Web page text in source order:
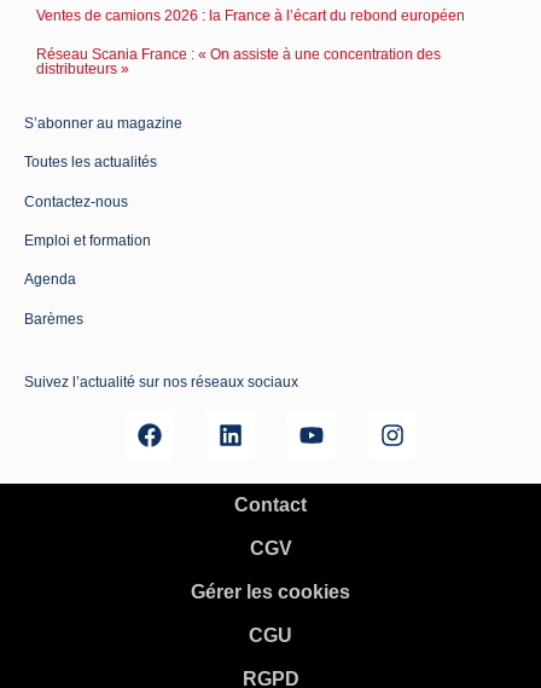
Ventes de camions 2026 : la France à l’écart du rebond européen
Réseau Scania France : « On assiste à une concentration des
distributeurs »
S’abonner au magazine
Toutes les actualités
Contactez-nous
Emploi et formation
Agenda
Barèmes
Suivez l’actualité sur nos réseaux sociaux
Contact
CGV
Gérer les cookies
CGU
RGPD